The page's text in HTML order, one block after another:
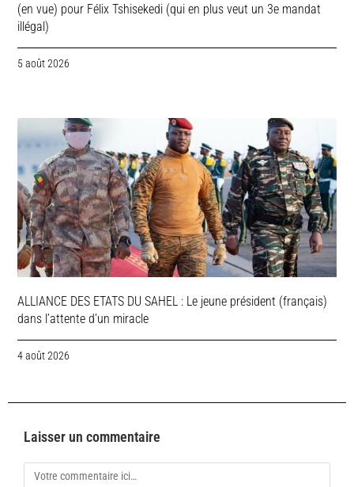
(en vue) pour Félix Tshisekedi (qui en plus veut un 3e mandat
illégal)
5 août 2026
ALLIANCE DES ETATS DU SAHEL : Le jeune président (français)
dans l’attente d’un miracle
4 août 2026
Laisser un commentaire